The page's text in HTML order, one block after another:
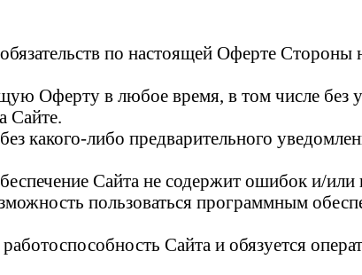
по настоящей Оферте Стороны
Оферту в любое время, в том числе без
Сайте.
какого-либо предварительного
Сайта не содержит ошибок и/
пользоваться программным
Сайта и обязуется